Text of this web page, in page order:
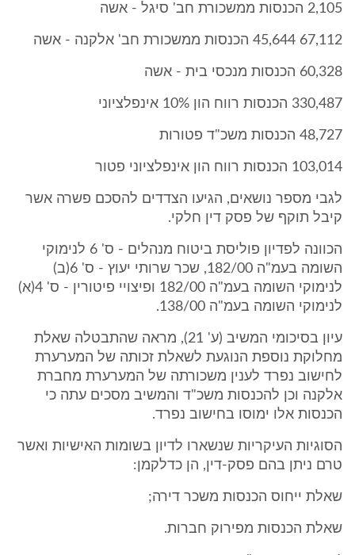
2,105 הכנסות ממשכורת חב' סיגל - אשה
67,112 45,644 הכנסות ממשכורת חב' אלקנה - אשה
60,328 הכנסות מנכסי בית - אשה
330,487 הכנסות רווח הון 10% אינפלציוני
48,727 הכנסות משכ"ד פטורות
103,014 הכנסות רווח הון אינפלציוני פטור
לגבי מספר נושאים, הגיעו הצדדים להסכם פשרה אשר
קיבל תוקף של פסק דין חלקי.
הכוונה לפדיון פוליסת ביטוח מנהלים - ס' 6 לנימוקי
השומה בעמ"ה 182/00, שכר שרותי יעוץ - ס' 6(ב)
לנימוקי השומה בעמ"ה 182/00 ופיצויי פיטורין - ס' 4(א)
לנימוקי השומה בעמ"ה 138/00.
עיון בסיכומי המשיב (ע' 21), מראה שהתבטלה שאלת
מחלוקת נוספת הנוגעת לשאלת זכותה של המערערת
לחישוב נפרד לענין משכורתה של המערערת מחברת
אלקנה וכן להכנסות משכ"ד והמשיב מסכים עתה כי
הכנסות אלו ימוסו בחישוב נפרד.
הסוגיות העיקריות שנשארו לדיון בשומות האישיות ואשר
טרם ניתן בהם פסק-דין, הן כדלקמן:
שאלת ייחוס הכנסות משכר דירה;
שאלת הכנסות מפירוק חברות.